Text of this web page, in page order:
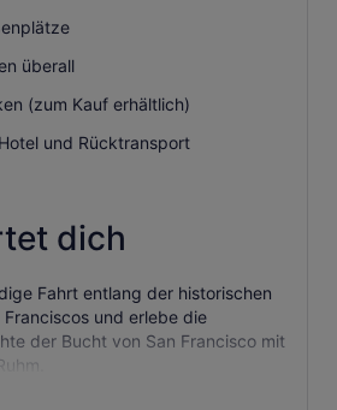
überall
(zum Kauf erhältlich)
und Rücktransport
dich
Fahrt entlang der historischen
und erlebe die
der Bucht von San Francisco mit
Bay Cruise führt dich vorbei an